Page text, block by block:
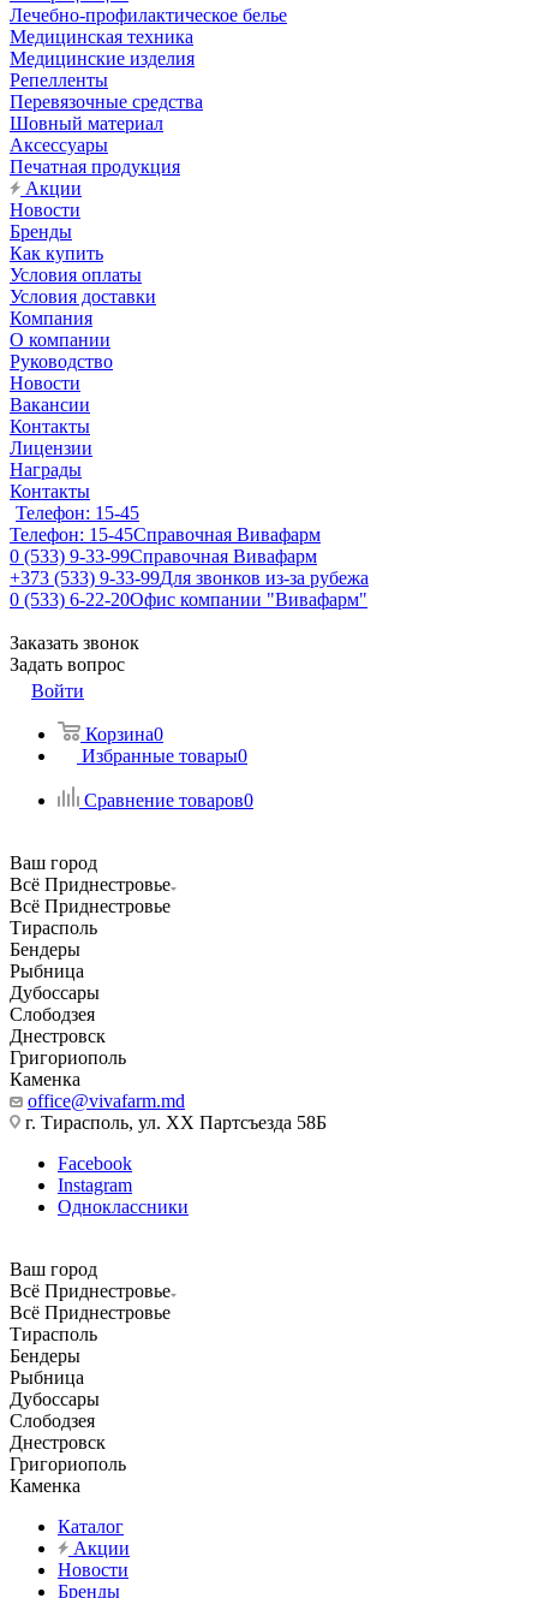
Лечебно-профилактическое белье
Медицинская техника
Медицинские изделия
Репелленты
Перевязочные средства
Шовный материал
Аксессуары
Печатная продукция
Акции
Новости
Бренды
Как купить
Условия оплаты
Условия доставки
Компания
О компании
Руководство
Новости
Вакансии
Контакты
Лицензии
Награды
Контакты
Телефон: 15-45
Телефон: 15-45Справочная Вивафарм
0 (533) 9-33-99Справочная Вивафарм
+373 (533) 9-33-99Для звонков из-за рубежа
0 (533) 6-22-20Офис компании "Вивафарм"
Заказать звонок
Задать вопрос
Войти
Корзина0
Избранные товары0
Сравнение товаров0
Ваш город
Всё Приднестровье
Всё Приднестровье
Тирасполь
Бендеры
Рыбница
Дубоссары
Слободзея
Днестровск
Григориополь
Каменка
office@vivafarm.md
г. Тирасполь, ул. ХХ Партсъезда 58Б
Facebook
Instagram
Одноклассники
Ваш город
Всё Приднестровье
Всё Приднестровье
Тирасполь
Бендеры
Рыбница
Дубоссары
Слободзея
Днестровск
Григориополь
Каменка
Каталог
Акции
Новости
Бренды